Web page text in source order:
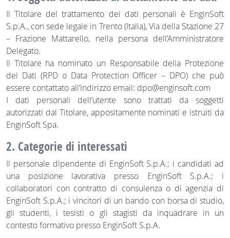
Il Titolare del trattamento dei dati personali è EnginSoft
S.p.A., con sede legale in Trento (Italia), Via della Stazione 27
– Frazione Mattarello, nella persona dell’Amministratore
Delegato.
Il Titolare ha nominato un Responsabile della Protezione
dei Dati (RPD o Data Protection Officer – DPO) che può
essere contattato all’indirizzo email: dpo@enginsoft.com
I dati personali dell’utente sono trattati da soggetti
autorizzati dal Titolare, appositamente nominati e istruiti da
EnginSoft Spa.
2. Categorie di interessati
Il personale dipendente di EnginSoft S.p.A.; i candidati ad
una posizione lavorativa presso EnginSoft S.p.A.; i
collaboratori con contratto di consulenza o di agenzia di
EnginSoft S.p.A.; i vincitori di un bando con borsa di studio,
gli studenti, i tesisti o gli stagisti da inquadrare in un
contesto formativo presso EnginSoft S.p.A.